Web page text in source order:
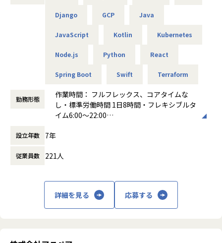
働くときは集中して働き、チームビルディングの場ではしっ
す。社員同士の1on1、LT・雑談会などオンラインの交流機
していたい方には物足りないかもしれません。
交流の場を企画できる方が馴染みやすい環境です。
【業務の変更の範囲】
証券ビジネスプラットフォーム「BaaS」
トフォーム「Digital Wealth Manager」
保険ビジネスプラットフォーム「Inspire」
旅行・会食などのキャンセル料を補償する「キャンセル保
Credit（クレジット）
クレジットビジネスプラットフォーム「Crest」
クレジットライセンス取得サポートサービス
Crestエンベデッドファイナンスサービス
金融インフラ（証券ビジネスプラットフォーム「BaaS」/ 保
険ビジネスプラットフォーム「Inspire」/ クレジットビジネ
スプラットフォーム「Crest」）もしくは生成AI×データ活
用のSaaSプロダクト(投資・不動産・業務支援領域)でのサー
躍いただきます。
の設計・開発・運用
・チーム内ミーティング、アジャイル開発推進
・新技術の調査・導入や開発プロセス改善
【プロジェクト例】
・大手企業向け業務システム開発（Java, Spring, AWS）
・スタートアップ新規サービスの立ち上げ（React, Node.js,
・モバイルアプリ開発（Swift, Kotlin）
ョンの技術選定
【このポジションの魅力】
・自社プロダクトと受託開発の両方で、多様な技術スタック
（例：AWS/React/Node.js）を習得可能
Django GCP Java
JavaScript Kotlin Kubernetes
Node.js Python React
Spring Boot Swift Terraform
勤務形態
作業時間： フルフレックス、コアタイムな
し・標準労働時間 1日8時間・フレキシブルタ
イム6:00～22:00
時間外労働の有無： 有（月平均15時間）
設立年数 7年
従業員数 221人
詳細を見る 応募する